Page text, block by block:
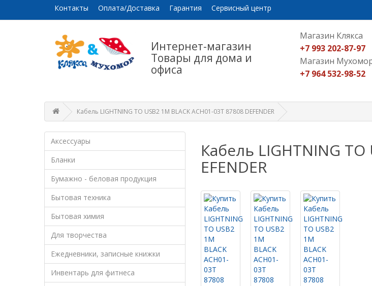
Контакты Оплата/Доставка Гарантия Сервисный центр
Интернет-магазин
Товары для дома и
офиса
Магазин Клякса
+7 993 202-87-97
Магазин
+7 964 532-98-52
Кабель LIGHTNING TO USB2 1M BLACK ACH01-03T 87808 DEFENDER
Аксессуары
Бланки
Бумажно - беловая продукция
Бытовая техника
Бытовая химия
Для творчества
Ежедневники, записные книжки
Инвентарь для фитнеса
Кабель LIGHTNING TO
EFENDER